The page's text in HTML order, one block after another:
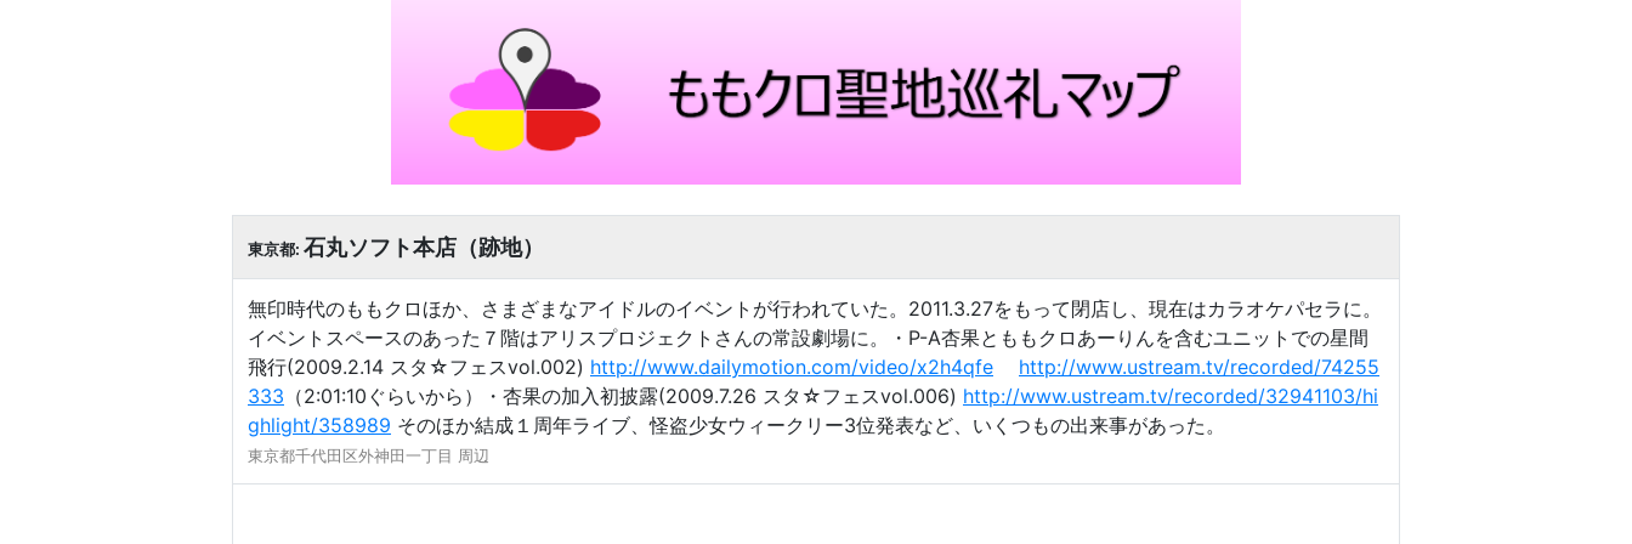
東京都: 石丸ソフト本店（跡地）
無印時代のももクロほか、さまざまなアイドルのイベントが行われていた。2011.3.27をもって閉店し、現在はカラオケパセラに。
イベントスペースのあった７階はアリスプロジェクトさんの常設劇場に。・P-A杏果とももクロあーりんを含むユニットでの星間
飛行(2009.2.14 スタ☆フェスvol.002) http://www.dailymotion.com/video/x2h4qfe
http://www.ustream.tv/recorded/74255
333 （2:01:10ぐらいから）・杏果の加入初披露(2009.7.26 スタ☆フェスvol.006) http://www.ustream.tv/recorded/32941103/hi
ghlight/358989 そのほか結成１周年ライブ、怪盗少女ウィークリー3位発表など、いくつもの出来事があった。
東京都千代田区外神田一丁目 周辺